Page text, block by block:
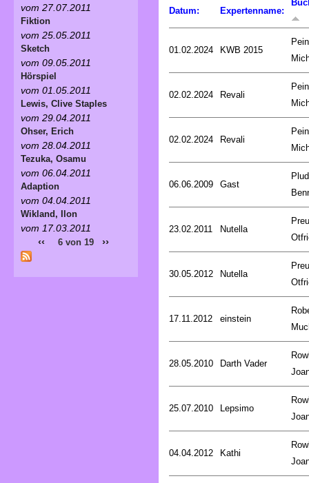
Datum: Expertenname:
01.02.2024 KWB 2015
02.02.2024 Revali
02.02.2024 Revali
06.06.2009 Gast
23.02.2011 Nutella
30.05.2012 Nutella
17.11.2012 einstein
28.05.2010 Darth Vader
25.07.2010 Lepsimo
04.04.2012 Kathi
vom 27.07.2011
Fiktion
vom 25.05.2011
Sketch
vom 09.05.2011
Hörspiel
vom 01.05.2011
Lewis, Clive Staples
vom 29.04.2011
Ohser, Erich
vom 28.04.2011
Tezuka, Osamu
vom 06.04.2011
Adaption
vom 04.04.2011
Wikland, Ilon
vom 17.03.2011
‹‹ 6 von 19 ››